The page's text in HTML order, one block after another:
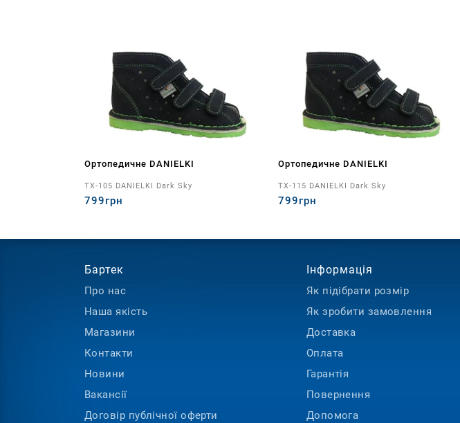
Ортопедичне DANIELKI
TX-105 DANIELKI Dark Sky
799грн
Ортопедичне DANIELKI
TX-115 DANIELKI Dark Sky
799грн
Бартек
Про нас
Наша якість
Інформація
Допомога
Магазини
Контакти
Новини
Вакансії
Договір публічної оферти
Інформація
Як підібрати розмір
Як зробити замовлення
Доставка
Оплата
Гарантія
Повернення
Допомога